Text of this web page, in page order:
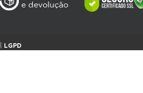
e devolução
LGPD